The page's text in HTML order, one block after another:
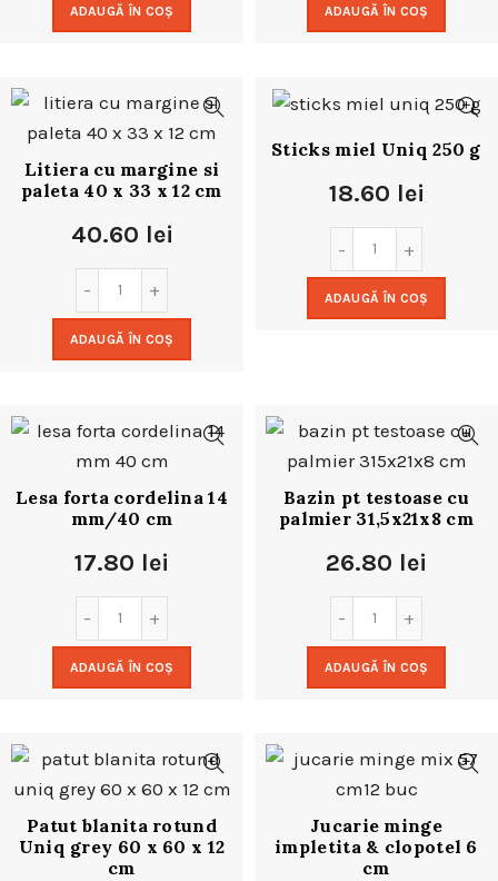
ADAUGĂ ÎN COȘ ADAUGĂ ÎN COȘ
Litiera cu margine si
paleta 40 x 33 x 12 cm
40.60 lei
ADAUGĂ ÎN COȘ
Sticks miel Uniq 250 g
18.60 lei
ADAUGĂ ÎN COȘ
Lesa forta cordelina 14
mm/40 cm
17.80 lei
ADAUGĂ ÎN COȘ
Bazin pt testoase cu
palmier 31,5x21x8 cm
26.80 lei
ADAUGĂ ÎN COȘ
Patut blanita rotund
Uniq grey 60 x 60 x 12
cm
Jucarie minge
impletita & clopotel 6
cm